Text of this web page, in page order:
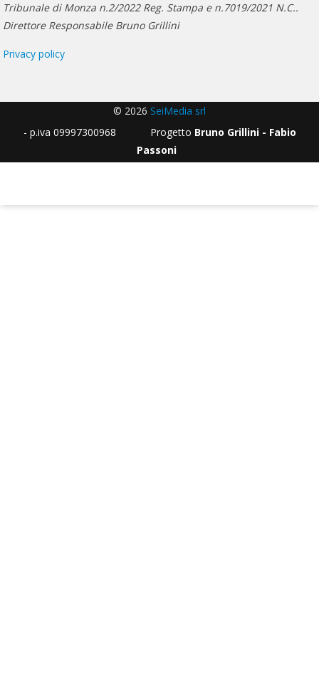
Tribunale di Monza n.2/2022 Reg. Stampa e n.7019/2021 N.C..
Direttore Responsabile Bruno Grillini
Privacy policy
© 2026 SeiMedia srl
- p.iva 09997300968 Progetto Bruno Grillini - Fabio
Passoni